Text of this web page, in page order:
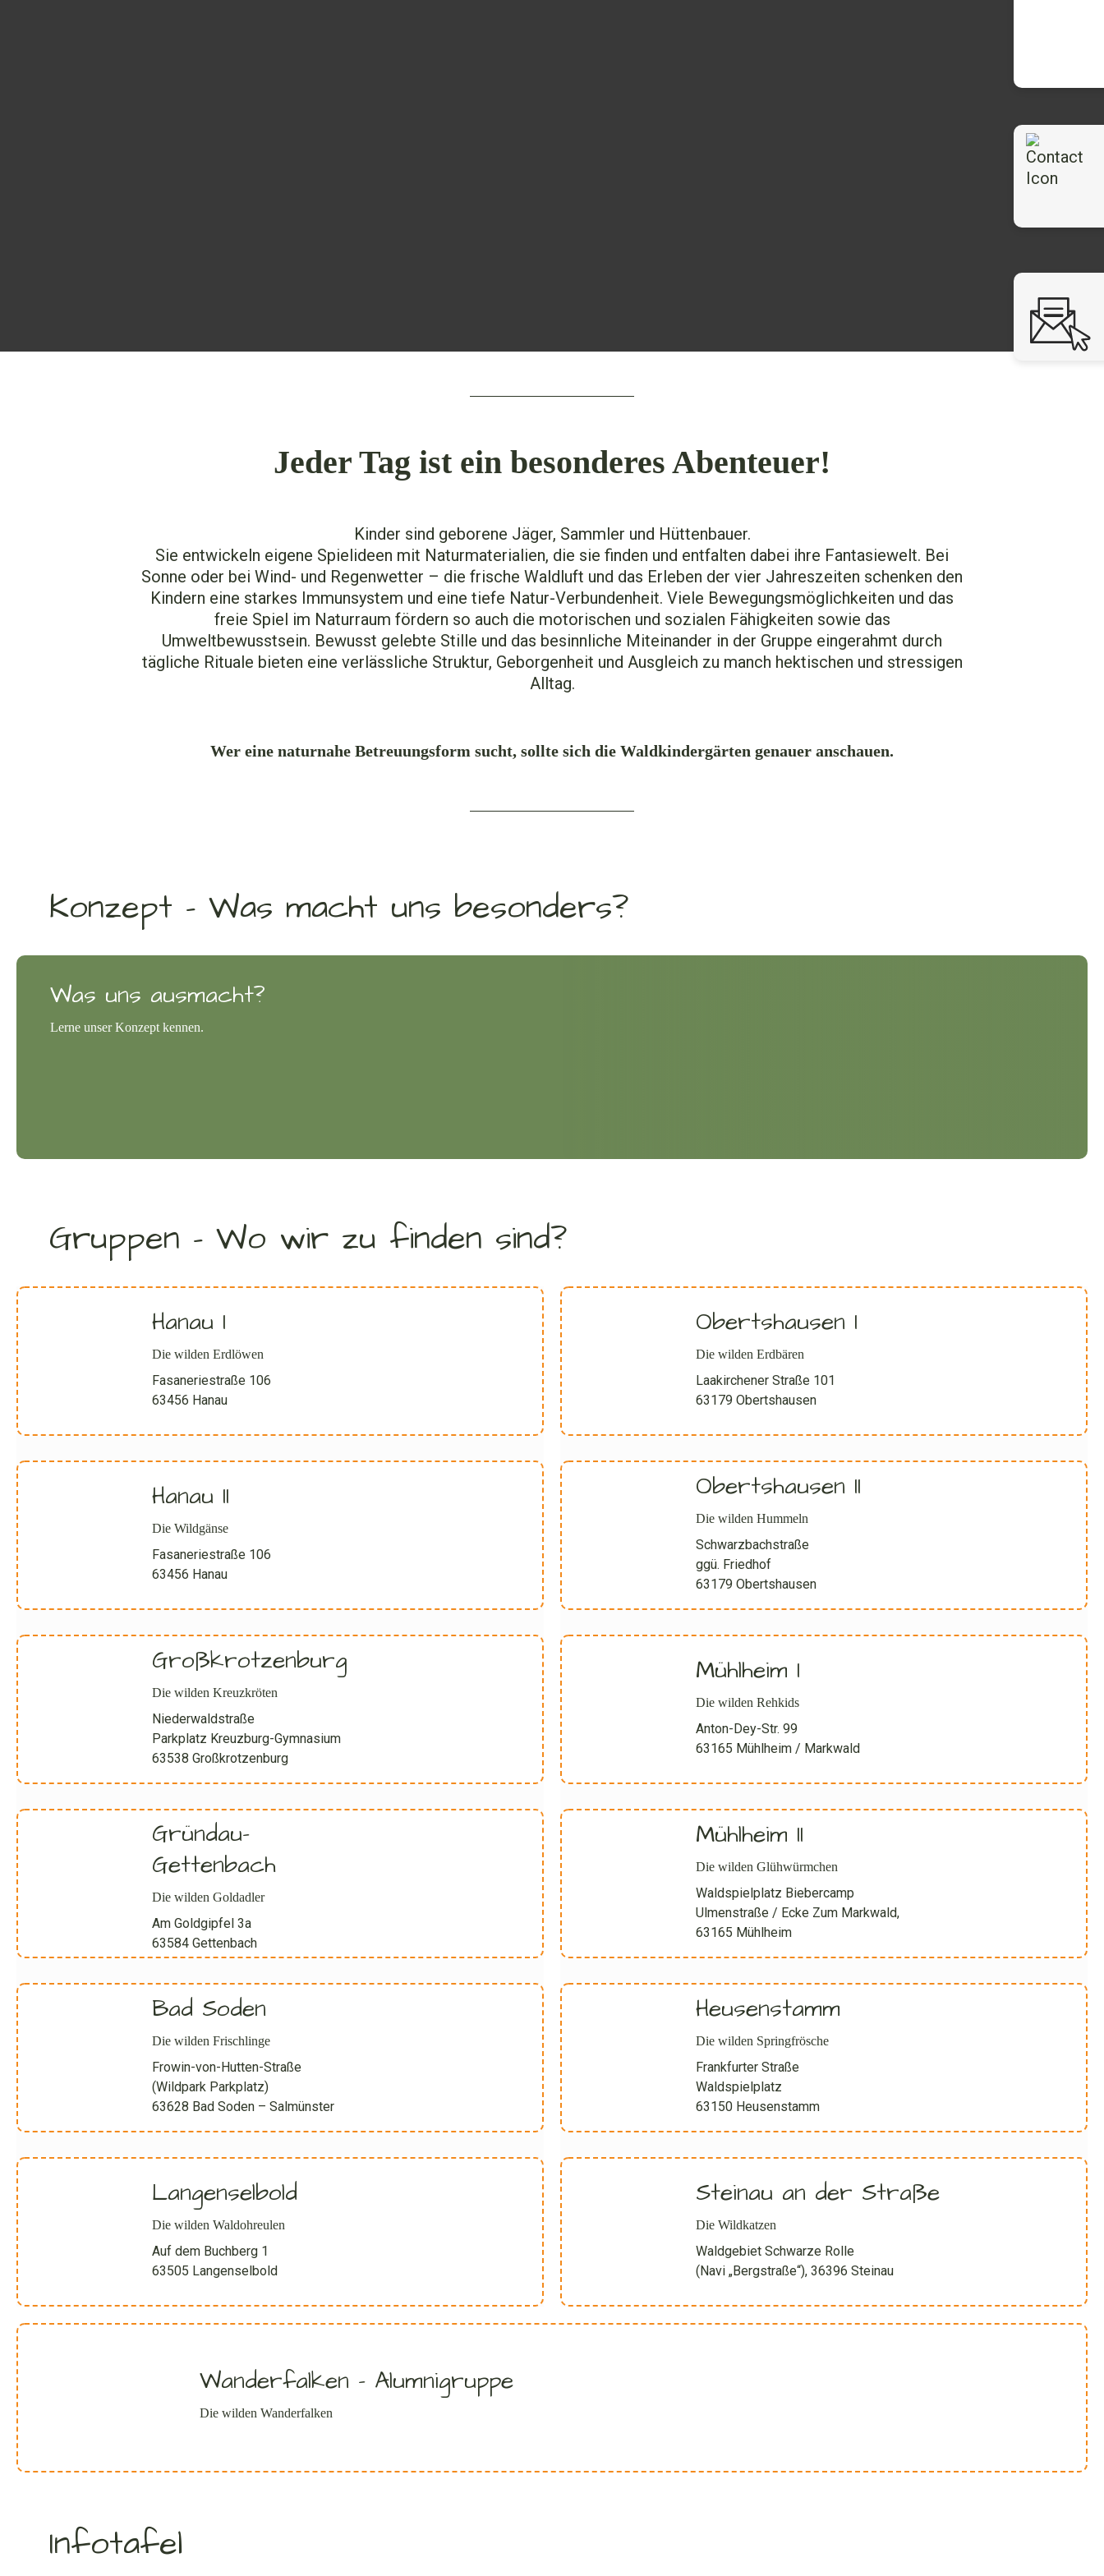
Jeder Tag ist ein besonderes Abenteuer!
Kinder sind geborene Jäger, Sammler und Hüttenbauer.
Sie entwickeln eigene Spielideen mit Naturmaterialien, die sie finden und entfalten dabei ihre Fantasiewelt. Bei
Sonne oder bei Wind- und Regenwetter – die frische Waldluft und das Erleben der vier Jahreszeiten schenken den
Kindern eine starkes Immunsystem und eine tiefe Natur-Verbundenheit. Viele Bewegungsmöglichkeiten und das
freie Spiel im Naturraum fördern so auch die motorischen und sozialen Fähigkeiten sowie das
Umweltbewusstsein. Bewusst gelebte Stille und das besinnliche Miteinander in der Gruppe eingerahmt durch
tägliche Rituale bieten eine verlässliche Struktur, Geborgenheit und Ausgleich zu manch hektischen und stressigen
Alltag.
Wer eine naturnahe Betreuungsform sucht, sollte sich die Waldkindergärten genauer anschauen.
Konzept – Was macht uns besonders?
Was uns ausmacht?
Lerne unser Konzept kennen.
Gruppen – Wo wir zu finden sind?
Hanau I
Die wilden Erdlöwen
Fasaneriestraße 106
63456 Hanau
Hanau II
Die Wildgänse
Fasaneriestraße 106
63456 Hanau
Großkrotzenburg
Die wilden Kreuzkröten
Niederwaldstraße
Parkplatz Kreuzburg-Gymnasium
63538 Großkrotzenburg
Gründau-
Gettenbach
Die wilden Goldadler
Am Goldgipfel 3a
63584 Gettenbach
Bad Soden
Die wilden Frischlinge
Frowin-von-Hutten-Straße
(Wildpark Parkplatz)
63628 Bad Soden – Salmünster
Langenselbold
Die wilden Waldohreulen
Auf dem Buchberg 1
63505 Langenselbold
Obertshausen I
Die wilden Erdbären
Laakirchener Straße 101
63179 Obertshausen
Obertshausen II
Die wilden Hummeln
Schwarzbachstraße
ggü. Friedhof
63179 Obertshausen
Mühlheim I
Die wilden Rehkids
Anton-Dey-Str. 99
63165 Mühlheim / Markwald
Mühlheim II
Die wilden Glühwürmchen
Waldspielplatz Biebercamp
Ulmenstraße / Ecke Zum Markwald,
63165 Mühlheim
Heusenstamm
Die wilden Springfrösche
Frankfurter Straße
Waldspielplatz
63150 Heusenstamm
Steinau an der Straße
Die Wildkatzen
Waldgebiet Schwarze Rolle
(Navi „Bergstraße“), 36396 Steinau
Wanderfalken – Alumnigruppe
Die wilden Wanderfalken
Infotafel